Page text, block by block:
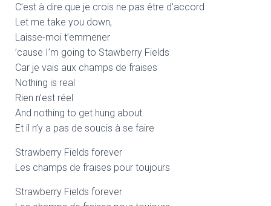
C’est à dire que je crois ne pas être d’accord
Let me take you down,
Laisse-moi t’emmener
’cause I’m going to Stawberry Fields
Car je vais aux champs de fraises
Nothing is real
Rien n’est réel
And nothing to get hung about
Et il n’y a pas de soucis à se faire
Strawberry Fields forever
Les champs de fraises pour toujours
Strawberry Fields forever